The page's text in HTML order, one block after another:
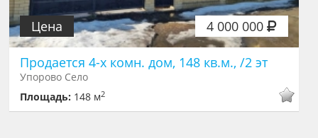
4 000 000
Цена
Продается 4-х комн. дом, 148 кв.м., /2 эт
Упорово Село
Площадь: 148 м2